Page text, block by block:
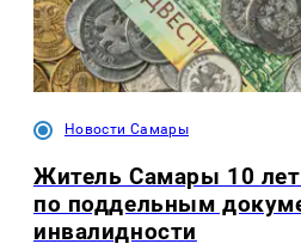
Новости Самары
Житель Самары 10
по поддельным
инвалидности